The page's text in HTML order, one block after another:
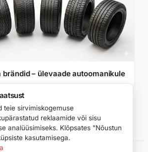
brändid – ülevaade autoomanikule
kõiki rehvinõuandeid →
teie sirvimiskogemuse
reklaamide või sisu
analüüsimiseks. Klõpsates "Nõustun
kasutamisega.